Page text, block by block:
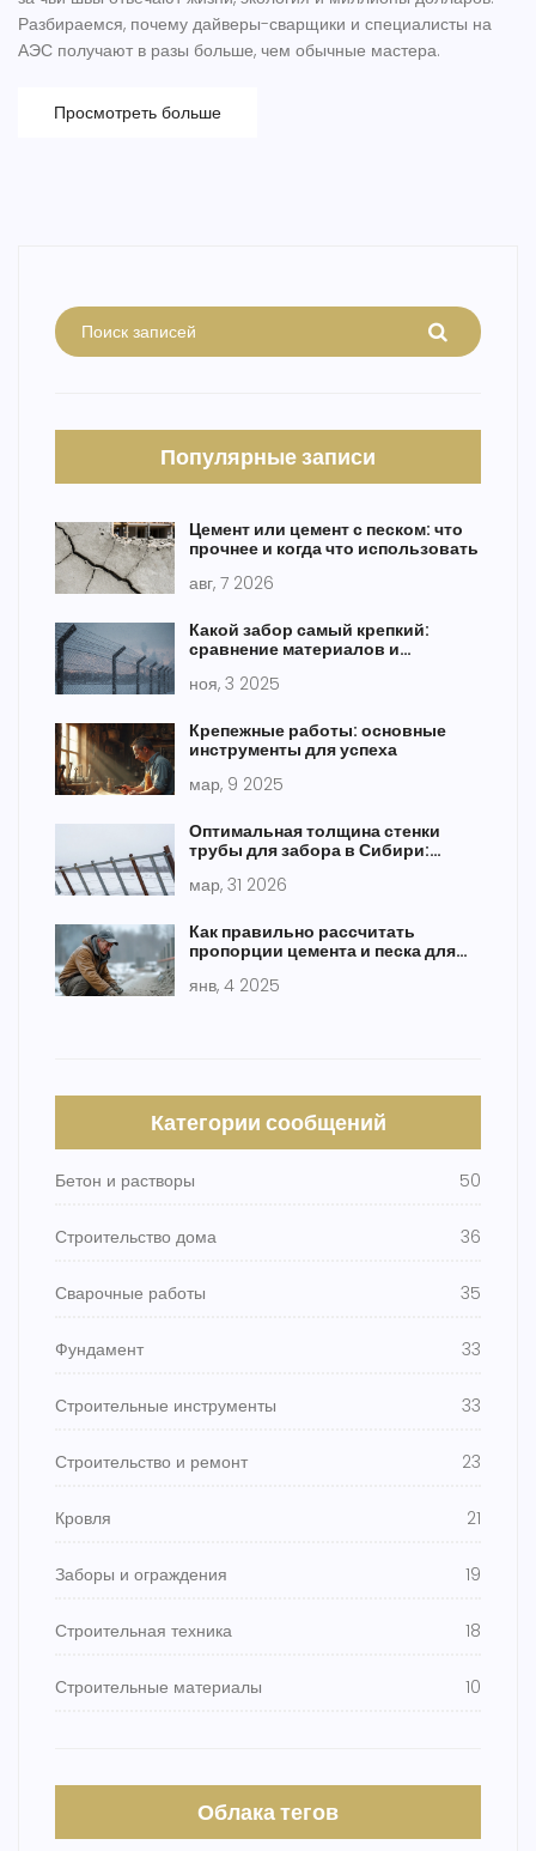
Разбираемся, почему дайверы-сварщики и специалисты на
АЭС получают в разы больше, чем обычные мастера.
Просмотреть больше
Популярные записи
Цемент или цемент с песком: что
прочнее и когда что использовать
авг, 7 2026
Какой забор самый крепкий:
сравнение материалов и
ноя, 3 2025
Крепежные работы: основные
инструменты для успеха
мар, 9 2025
Оптимальная толщина стенки
трубы для забора в Сибири:
мар, 31 2026
Как правильно рассчитать
пропорции цемента и песка для
янв, 4 2025
Категории сообщений
Бетон и растворы 50
Строительство дома 36
Сварочные работы 35
Фундамент 33
Строительные инструменты 33
Строительство и ремонт 23
Кровля 21
Заборы и ограждения 19
Строительная техника 18
Строительные материалы 10
Облака тегов